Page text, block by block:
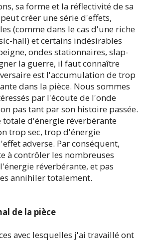
sa forme et la réflectivité de sa
créer une série d'effets,
(comme dans le cas d'une riche
hall) et certains indésirables
ondes stationnaires, slap-
la guerre, il faut connaître
est l'accumulation de trop
dans la pièce. Nous sommes
par l'écoute de l'onde
pas tant par son histoire passée.
totale d'énergie réverbérante
trop sec, trop d'énergie
adverse. Par conséquent,
à contrôler les nombreuses
réverbérante, et pas
annihiler totalement.
de la pièce
avec lesquelles j'ai travaillé ont